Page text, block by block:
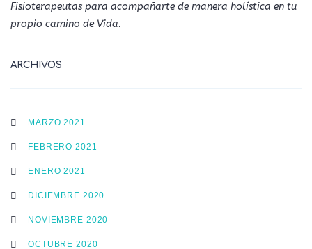
Fisioterapeutas para acompañarte de manera holística en tu
propio camino de Vida.
ARCHIVOS
MARZO 2021
FEBRERO 2021
ENERO 2021
DICIEMBRE 2020
NOVIEMBRE 2020
OCTUBRE 2020